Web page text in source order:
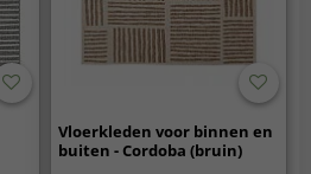
Vloerkleden voor binnen en
buiten - Cordoba (bruin)